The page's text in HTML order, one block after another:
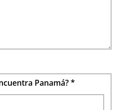
Panamá?*